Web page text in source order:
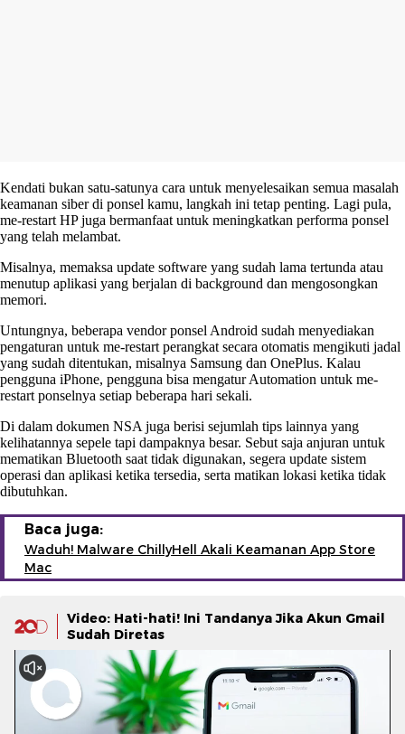
Kendati bukan satu-satunya cara untuk menyelesaikan semua masalah
keamanan siber di ponsel kamu, langkah ini tetap penting. Lagi pula,
me-restart HP juga bermanfaat untuk meningkatkan performa ponsel
yang telah melambat.
Misalnya, memaksa update software yang sudah lama tertunda atau
menutup aplikasi yang berjalan di background dan mengosongkan
memori.
Untungnya, beberapa vendor ponsel Android sudah menyediakan
pengaturan untuk me-restart perangkat secara otomatis mengikuti jadal
yang sudah ditentukan, misalnya Samsung dan OnePlus. Kalau
pengguna iPhone, pengguna bisa mengatur Automation untuk me-
restart ponselnya setiap beberapa hari sekali.
Di dalam dokumen NSA juga berisi sejumlah tips lainnya yang
kelihatannya sepele tapi dampaknya besar. Sebut saja anjuran untuk
mematikan Bluetooth saat tidak digunakan, segera update sistem
operasi dan aplikasi ketika tersedia, serta matikan lokasi ketika tidak
dibutuhkan.
Baca juga:
Waduh! Malware ChillyHell Akali Keamanan App Store
Mac
Video: Hati-hati! Ini Tandanya Jika Akun Gmail
Sudah Diretas